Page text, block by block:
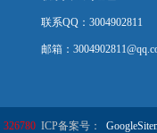
联系QQ：3004902811
邮箱：
326780 ICP备案号：